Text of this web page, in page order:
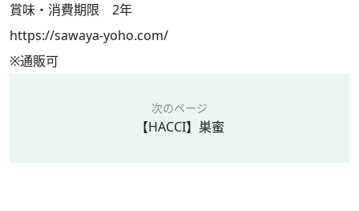
賞味・消費期限 2年
https://sawaya-yoho.com/
※通販可
次のページ
【HACCI】巣蜜